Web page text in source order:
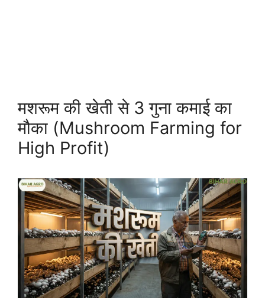
मशरूम की खेती से 3 गुना कमाई का
मौका (Mushroom Farming for
High Profit)